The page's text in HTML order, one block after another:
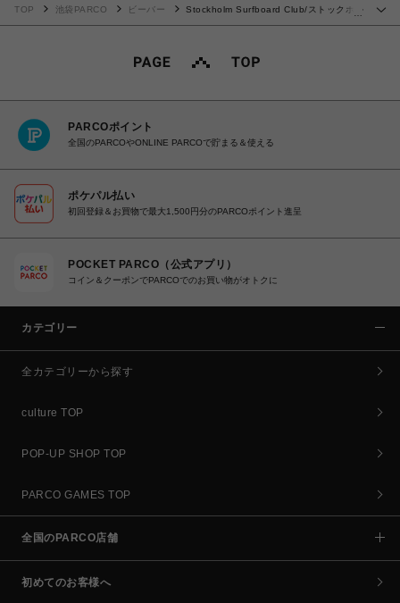
TOP 池袋PARCO ビーバー
Stockholm Surfboard Club/ストックホル
PARCOポイント
全国のPARCOやONLINE PARCOで貯まる＆使える
ポケパル払い
初回登録＆お買物で最大1,500円分のPARCOポイント進呈
POCKET PARCO（公式アプリ）
コイン＆クーポンでPARCOでのお買い物がオトクに
カテゴリー
全カテゴリーから探す
culture TOP
POP-UP SHOP TOP
PARCO GAMES TOP
全国のPARCO店舗
初めてのお客様へ